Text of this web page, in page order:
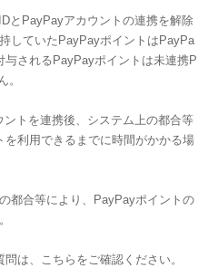
とPayPayアカウントの連携を解除
していたPayPayポイントはPayPa
されるPayPayポイントは未連携P
。
トを連携後、システム上の都合等
利用できるまでに時間がかかる場
都合等により、PayPayポイントの
は、こちらをご確認ください。